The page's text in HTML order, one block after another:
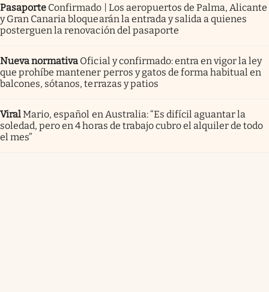
Pasaporte Confirmado | Los aeropuertos de Palma, Alicante
y Gran Canaria bloquearán la entrada y salida a quienes
posterguen la renovación del pasaporte
Nueva normativa Oficial y confirmado: entra en vigor la ley
que prohíbe mantener perros y gatos de forma habitual en
balcones, sótanos, terrazas y patios
ViralMario, español en Australia: “Es difícil aguantar la
soledad, pero en 4 horas de trabajo cubro el alquiler de todo
el mes”